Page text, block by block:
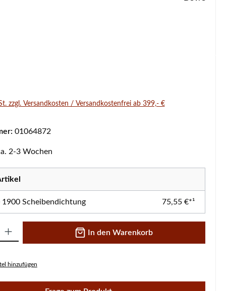
zzgl. Versandkosten / Versandkostenfrei ab 399,- €
01064872
2-3 Wochen
1900 Scheibendichtung 75,55 €*¹
Gib den gewünschten Wert ein oder benutze die Schaltflächen um die
In den Warenkorb
hinzufügen